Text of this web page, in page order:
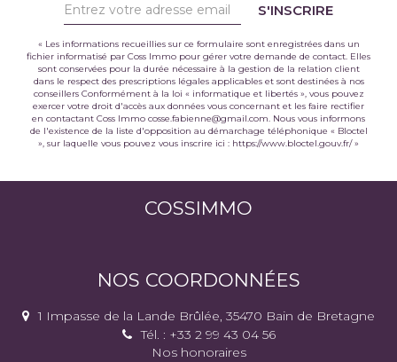
S'INSCRIRE
« Les informations recueillies sur ce formulaire sont enregistrées dans un
fichier informatisé par Coss Immo pour gérer votre demande de contact. Elles
sont conservées pour la durée nécessaire à la gestion de la relation client
dans le respect des prescriptions légales applicables et sont destinées à nos
conseillers Conformément à la loi « informatique et libertés », vous pouvez
exercer votre droit d'accès aux données vous concernant et les faire rectifier
en contactant Coss Immo cosse.fabienne@gmail.com. Nous vous informons
de l'existence de la liste d'opposition au démarchage téléphonique « Bloctel
», sur laquelle vous pouvez vous inscrire ici : https://www.bloctel.gouv.fr/»
COSSIMMO
NOS COORDONNÉES
1 Impasse de la Lande Brûlée, 35470 Bain de Bretagne
Tél. : +33 2 99 43 04 56
Nos honoraires